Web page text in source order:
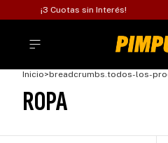
¡3 Cuotas sin Interés!
Inicio>breadcrumbs.todos-los-
ROPA